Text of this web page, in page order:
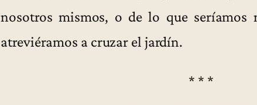
nosotros mismos, o de lo que seríamos
atreviéramos a cruzar el jardín.
* * *